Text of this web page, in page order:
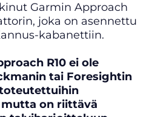
Garmin Approach
joka on asennettu
kabanettiin.
R10 ei ole
tai Foresightin
on riittävä